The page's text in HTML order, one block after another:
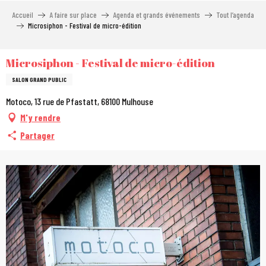
Accueil A faire sur place Agenda et grands événements
Tout l’agenda
Microsiphon - Festival de micro-édition
Microsiphon - Festival de micro-édition
SALON GRAND PUBLIC
Motoco, 13 rue de Pfastatt, 68100 Mulhouse
M'y rendre
Partager